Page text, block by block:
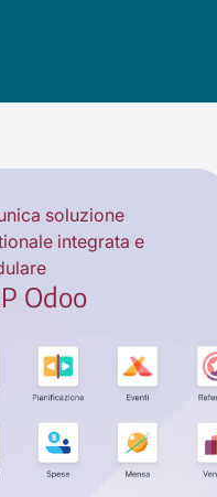
soluzione
integrata e
Odoo